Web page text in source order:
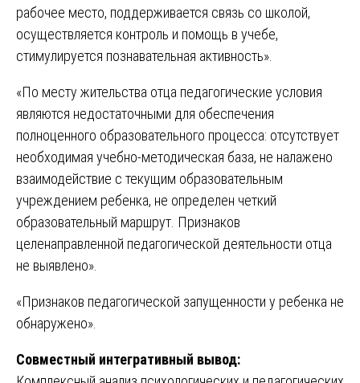
рабочее место, поддерживается связь со школой,
осуществляется контроль и помощь в учебе,
стимулируется познавательная активность».
«По месту жительства отца педагогические условия
являются недостаточными для обеспечения
полноценного образовательного процесса: отсутствует
необходимая учебно-методическая база, не налажено
взаимодействие с текущим образовательным
учреждением ребенка, не определен четкий
образовательный маршрут. Признаков
целенаправленной педагогической деятельности отца
не выявлено».
«Признаков педагогической запущенности у ребенка не
обнаружено».
Совместный интегративный вывод: